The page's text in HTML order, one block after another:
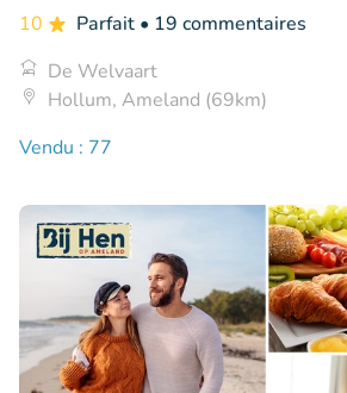
10 Parfait • 19 commentaires
De Welvaart
Hollum, Ameland (69km)
Vendu : 77